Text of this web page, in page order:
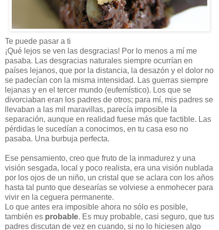
Te puede pasar a ti
¡Qué lejos se ven las desgracias! Por lo menos a mí me
pasaba. Las desgracias naturales siempre ocurrían en
países lejanos, que por la distancia, la desazón y el dolor no
se padecían con la misma intensidad. Las guerras siempre
lejanas y en el tercer mundo (eufemístico). Los que se
divorciaban eran los padres de otros; para mí, mis padres se
llevaban a las mil maravillas, parecía imposible la
separación, aunque en realidad fuese más que factible. Las
pérdidas le sucedían a conocimos, en tu casa eso no
pasaba. Una burbuja perfecta.
Ese pensamiento, creo que fruto de la inmadurez y una
visión sesgada, local y poco realista, era una visión nublada
por los ojos de un niño, un cristal que se aclara con los años
hasta tal punto que desearías se volviese a enmohecer para
vivir en la ceguera permanente.
Lo que antes era imposible ahora no sólo es posible,
también es probable. Es muy probable, casi seguro, que tus
padres discutan de vez en cuando, si no lo hiciesen algo